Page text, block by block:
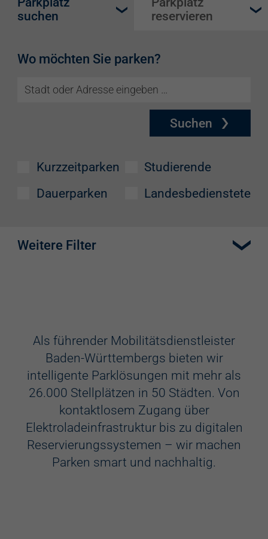
suchen
reservieren
Wo möchten Sie parken?
Suchen
Kurzzeitparken
Dauerparken
Studierende
Landesbedienstete
Weitere Filter
Aufzug
Videokameras
Schülerkunst
Behindertenstellplätze
Familienstellplätze
Als führender Mobilitätsdienstleister
Baden-Württembergs bieten wir
intelligente Parklösungen mit mehr als
26.000 Stellplätzen in 50 Städten. Von
kontaktlosem Zugang über
Elektroladeinfrastruktur bis zu digitalen
Reservierungssystemen – wir machen
Parken smart und nachhaltig.